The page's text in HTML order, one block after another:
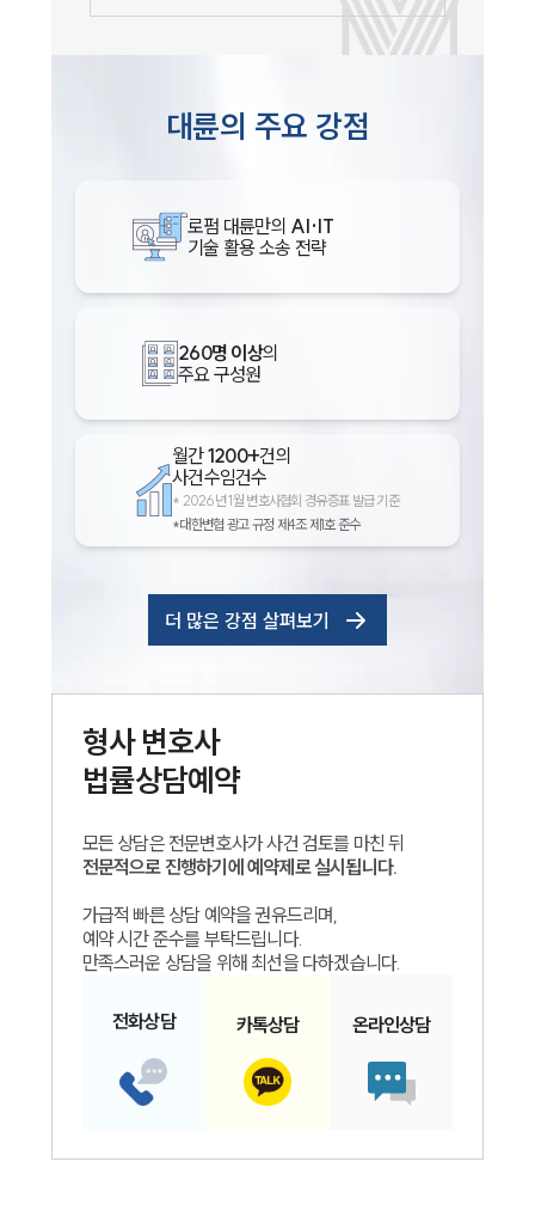
만화로 보는 사례
대륜의 주요 강점
로펌 대륜만의 AI·IT
기술 활용 소송 전략
260명 이상의
주요 구성원
월간1200+건의
사건수임건수
* 2026년 1월 변호사협회 경유증표 발급 기준
*대한변협 광고 규정 제4조 제1호 준수
더 많은 강점 살펴보기
형사변호사
법률상담예약
모든 상담은 전문변호사가 사건 검토를 마친 뒤
전문적으로 진행하기에 예약제로 실시됩니다.
가급적 빠른 상담 예약을 권유드리며,
예약 시간 준수를 부탁드립니다.
만족스러운 상담을 위해 최선을 다하겠습니다.
전화상담 카톡상담 온라인상담